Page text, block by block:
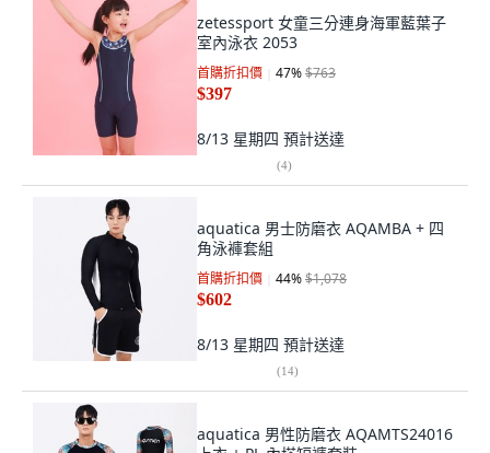
zetessport 女童三分連身海軍藍葉子
室內泳衣 2053
首購折扣價 47%$763
$397
8/13 星期四 預計送達
(4)
aquatica 男士防磨衣 AQAMBA + 四
角泳褲套組
首購折扣價 44%$1,078
$602
8/13 星期四 預計送達
(14)
aquatica 男性防磨衣 AQAMTS24016